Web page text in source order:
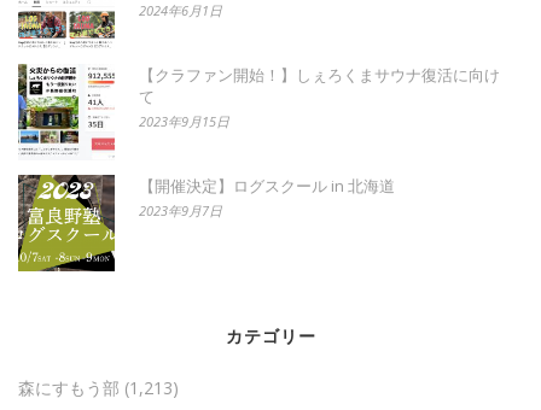
2024年6月1日
【クラファン開始！】しぇろくまサウナ復活に向け
て
2023年9月15日
【開催決定】ログスクール in 北海道
2023年9月7日
カテゴリー
森にすもう部 (1,213)